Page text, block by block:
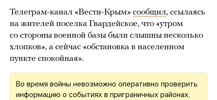
Телеграм-канал «Вести-Крым» сообщил, ссылаясь
на жителей поселка Гвардейское, что «утром
со стороны военной базы были слышны несколько
хлопков», а сейчас «обстановка в населенном
пункте спокойная».
Во время войны невозможно оперативно проверить
информацию о событиях в приграничных районах,